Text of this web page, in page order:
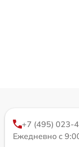
+7 (495) 023-
Ежедневно с